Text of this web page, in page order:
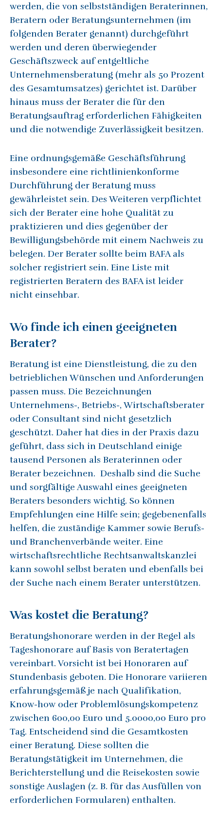
werden, die von selbstständigen Beraterinnen,
Beratern oder Beratungsunternehmen (im
folgenden Berater genannt) durchgeführt
werden und deren überwiegender
Geschäftszweck auf entgeltliche
Unternehmensberatung (mehr als 50 Prozent
des Gesamtumsatzes) gerichtet ist. Darüber
hinaus muss der Berater die für den
Beratungsauftrag erforderlichen Fähigkeiten
und die notwendige Zuverlässigkeit besitzen.
Eine ordnungsgemäße Geschäftsführung
insbesondere eine richtlinienkonforme
Durchführung der Beratung muss
gewährleistet sein. Des Weiteren verpflichtet
sich der Berater eine hohe Qualität zu
praktizieren und dies gegenüber der
Bewilligungsbehörde mit einem Nachweis zu
belegen. Der Berater sollte beim BAFA als
solcher registriert sein. Eine Liste mit
registrierten Beratern des BAFA ist leider
nicht einsehbar.
Wo finde ich einen geeigneten
Berater?
Beratung ist eine Dienstleistung, die zu den
betrieblichen Wünschen und Anforderungen
passen muss. Die Bezeichnungen
Unternehmens-, Betriebs-, Wirtschaftsberater
oder Consultant sind nicht gesetzlich
geschützt. Daher hat dies in der Praxis dazu
geführt, dass sich in Deutschland einige
tausend Personen als Beraterinnen oder
Berater bezeichnen. Deshalb sind die Suche
und sorgfältige Auswahl eines geeigneten
Beraters besonders wichtig. So können
Empfehlungen eine Hilfe sein; gegebenenfalls
helfen, die zuständige Kammer sowie Berufs-
und Branchenverbände weiter. Eine
wirtschaftsrechtliche Rechtsanwaltskanzlei
kann sowohl selbst beraten und ebenfalls bei
der Suche nach einem Berater unterstützen.
Was kostet die Beratung?
Beratungshonorare werden in der Regel als
Tageshonorare auf Basis von Beratertagen
vereinbart. Vorsicht ist bei Honoraren auf
Stundenbasis geboten. Die Honorare variieren
erfahrungsgemäß je nach Qualifikation,
Know-how oder Problemlösungskompetenz
zwischen 600,00 Euro und 5.0000,00 Euro pro
Tag. Entscheidend sind die Gesamtkosten
einer Beratung. Diese sollten die
Beratungstätigkeit im Unternehmen, die
Berichterstellung und die Reisekosten sowie
sonstige Auslagen (z. B. für das Ausfüllen von
erforderlichen Formularen) enthalten.